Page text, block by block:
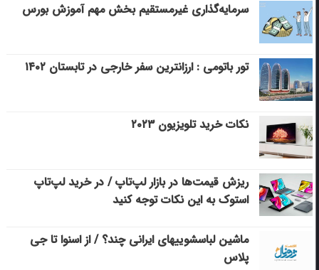
سرمایه‌گذاری غیرمستقیم بخش مهم آموزش بورس
تور باتومی : ارزانترین سفر خارجی در تابستان ۱۴۰۲
نکات خرید تلویزیون ۲۰۲۳
ریزش قیمت‌ها در بازار لپ‌تاپ / در خرید لپ‌تاپ
استوک به این نکات توجه کنید
ماشین لباسشویی‎های ایرانی چند؟ / از اسنوا تا جی
پلاس